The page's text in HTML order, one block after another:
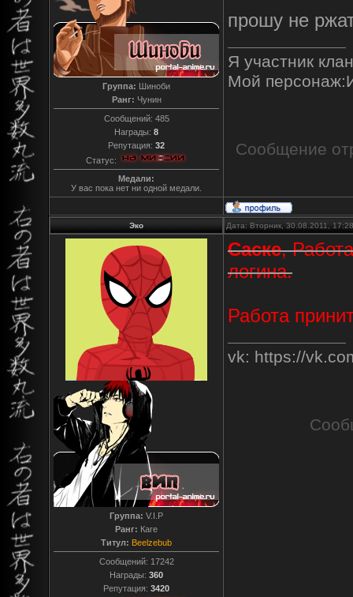
Группа: Шиноби
Ранг: Чунин
Сообщений: 485
Награды: 8
Репутация: 32
Статус:
Медали:
У вас пока нет ни одной медали.
прошу не
Я участник
Мой
Сообщение
Эко Дата: Вторник, 30.08.2011,
Группа: V.I.P
Ранг: Каге
Титул: Beelzebub
Сообщений: 17242
Награды: 360
Репутация: 3420
Caске,
логина.
Работа
vk: https://